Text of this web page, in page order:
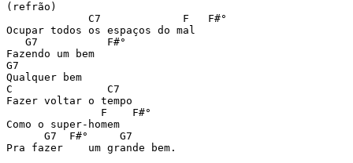
(refrão)
             C7             F   F#°
Ocupar todos os espaços do mal
   G7           F#°
Fazendo um bem
G7
Qualquer bem
C               C7
Fazer voltar o tempo
               F    F#°
Como o super-homem
      G7  F#°     G7
Pra fazer    um grande bem.